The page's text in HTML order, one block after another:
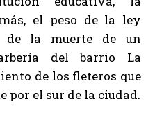
el peso de la ley
de la muerte de un
del barrio La
de los fleteros que
por el sur de la ciudad.